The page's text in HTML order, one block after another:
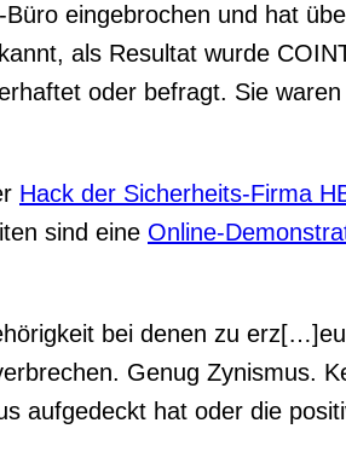
eingebrochen und hat
als Resultat wurde
oder befragt. Sie waren
Hack der Sicherheits-Firma
sind eine Online-
bei denen zu
Genug Zynismus.
aufgedeckt hat oder die